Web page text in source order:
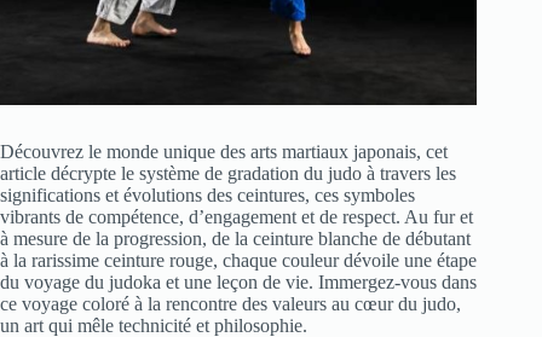
Découvrez le monde unique des arts martiaux japonais, cet
article décrypte le système de gradation du judo à travers les
significations et évolutions des ceintures, ces symboles
vibrants de compétence, d’engagement et de respect. Au fur et
à mesure de la progression, de la ceinture blanche de débutant
à la rarissime ceinture rouge, chaque couleur dévoile une étape
du voyage du judoka et une leçon de vie. Immergez-vous dans
ce voyage coloré à la rencontre des valeurs au cœur du judo,
un art qui mêle technicité et philosophie.